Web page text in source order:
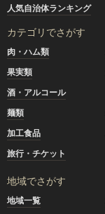
人気自治体ランキング
カテゴリでさがす
肉・ハム類
果実類
酒・アルコール
麺類
加工食品
旅行・チケット
地域でさがす
地域一覧